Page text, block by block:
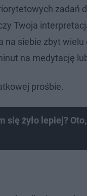
zadań
Twoja
siebie zbyt
na medytację
prośbie.
się żyło lepiej?